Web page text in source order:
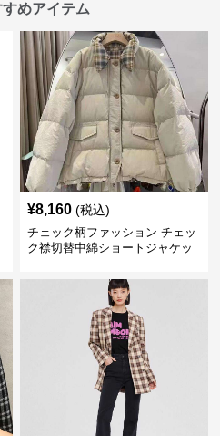
めアイテム
¥8,160 (税込)
チェック柄ファッション チェッ
ク襟切替中綿ショートジャケッ